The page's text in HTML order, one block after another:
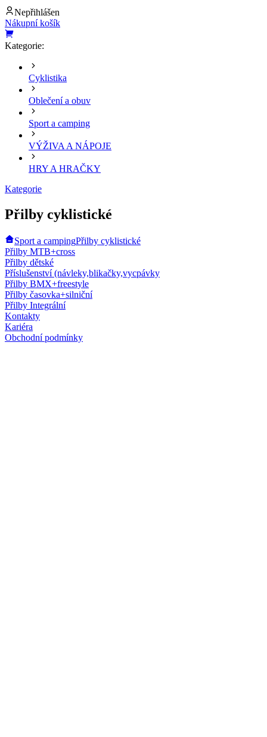
Nepřihlášen
Nákupní košík
Kategorie:
Cyklistika
Oblečení a obuv
Sport a camping
VÝŽIVA A NÁPOJE
HRY A HRAČKY
Kategorie
Přilby cyklistické
Sport a campingPřilby cyklistické
Přilby MTB+cross
Přilby dětské
Příslušenství (návleky,blikačky,vycpávky
Přilby BMX+freestyle
Přilby časovka+silniční
Přilby Integrální
Kontakty
Kariéra
Obchodní podmínky